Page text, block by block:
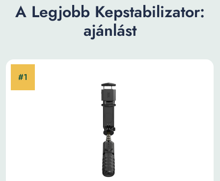
A Legjobb Kepstabilizator:
ajánlást